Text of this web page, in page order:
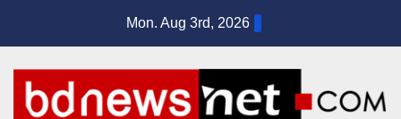
Mon. Aug 3rd, 2026